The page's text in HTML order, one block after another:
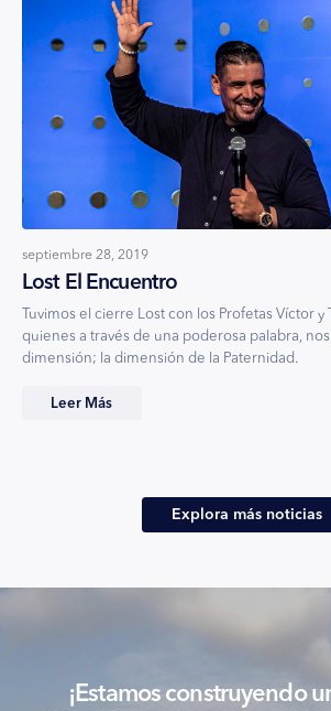
septiembre 28, 2019
Lost El Encuentro
Tuvimos el cierre Lost con los Profetas Víctor y
quienes a través de una poderosa palabra,
dimensión; la dimensión de la Paternidad.
Leer Más
Explora más noticias
¡Estamos construyendo